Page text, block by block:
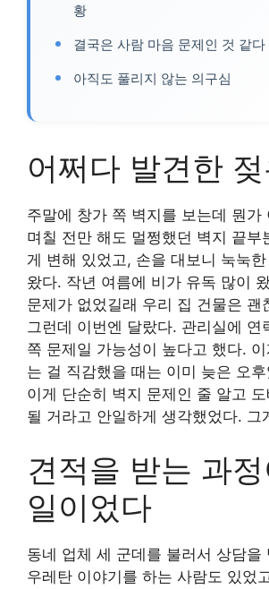
황
결국은 사람 마음 문제인 것 같다
아직도 풀리지 않는 의구심
어쩌다 발견한
주말에 창가 쪽 벽지를 보는데 뭔가
며칠 전만 해도 멀쩡했던 벽지 끝부
게 변해 있었고, 손을 대보니 눅눅
왔다. 작년 여름에 비가 유독 많이
문제가 없었길래 우리 집 건물은 괜
그런데 이번엔 달랐다. 관리실에 연
쪽 문제일 가능성이 높다고 했다.
는 걸 직감했을 때는 이미 늦은 오
이게 단순히 벽지 문제인 줄 알고
될 거라고 안일하게 생각했었다. 그
견적을 받는 과
일이었다
동네 업체 세 군데를 불러서 상담을
우레탄 이야기를 하는 사람도 있었